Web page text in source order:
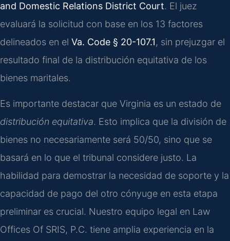
and Domestic Relations District Court. El juez
evaluará la solicitud con base en los 13 factores
delineados en el Va. Code § 20-107.1, sin prejuzgar el
resultado final de la distribución equitativa de los
bienes maritales.
Es importante destacar que Virginia es un estado de
distribución equitativa. Esto implica que la división de
bienes no necesariamente será 50/50, sino que se
basará en lo que el tribunal considere justo. La
habilidad para demostrar la necesidad de soporte y la
capacidad de pago del otro cónyuge en esta etapa
preliminar es crucial. Nuestro equipo legal en Law
Offices Of SRIS, P.C. tiene amplia experiencia en la